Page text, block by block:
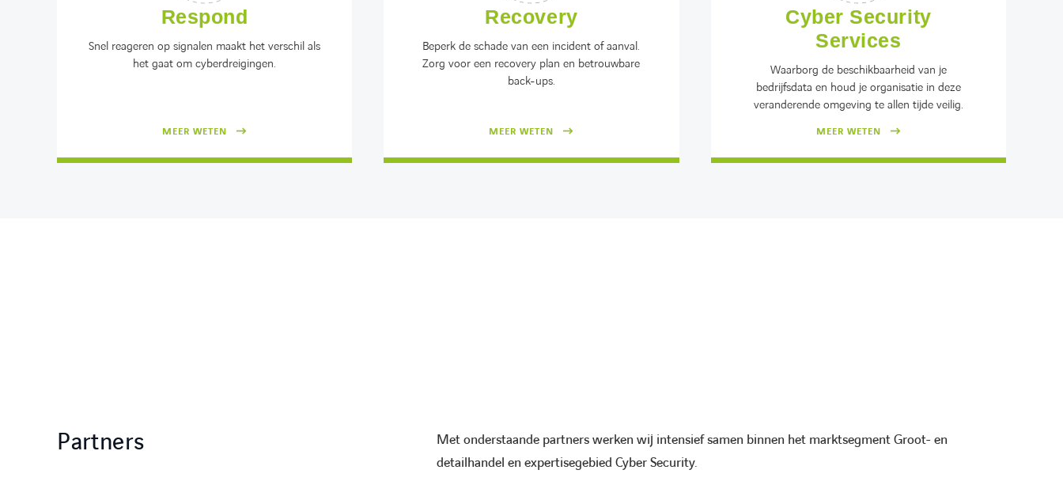
Respond
Snel reageren op signalen maakt het verschil als
het gaat om cyberdreigingen.
MEER WETEN
Recovery
Beperk de schade van een incident of aanval.
Zorg voor een recovery plan en betrouwbare
back-ups.
MEER WETEN
Cyber Security
Services
Waarborg de beschikbaarheid van je
bedrijfsdata en houd je organisatie in deze
veranderende omgeving te allen tijde veilig.
MEER WETEN
Partners
Met onderstaande partners werken wij intensief samen binnen het marktsegment Groot- en
detailhandel en expertisegebied Cyber Security.